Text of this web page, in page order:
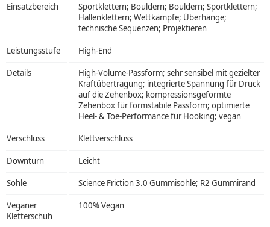
Einsatzbereich
Sportklettern; Bouldern; Bouldern; Sportklettern;
Hallenklettern; Wettkämpfe; Überhänge;
technische Sequenzen; Projektieren
Leistungsstufe High-End
Details
High-Volume-Passform; sehr sensibel mit gezielter
Kraftübertragung; integrierte Spannung für Druck
auf die Zehenbox; kompressionsgeformte
Zehenbox für formstabile Passform; optimierte
Heel- & Toe-Performance für Hooking; vegan
Verschluss Klettverschluss
Downturn Leicht
Sohle Science Friction 3.0 Gummisohle; R2 Gummirand
Veganer
Kletterschuh
100% Vegan